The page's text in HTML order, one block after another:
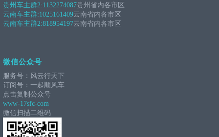
贵州车主群2:1132274087贵州省内各市区
云南车主群:1025161409云南省内各市区
云南车主群2:818954197云南省内各市区
微信公众号
服务号：风云行天下
订阅号：一起顺风车
点击复制公众号
www-17sfc-com
微信扫描二维码